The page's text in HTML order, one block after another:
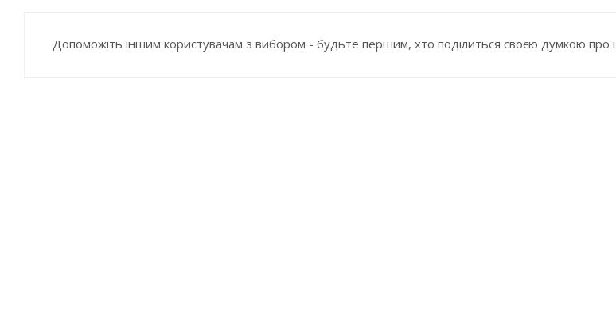
Допоможіть іншим користувачам з вибором - будьте першим, хто поділиться своєю думкою про